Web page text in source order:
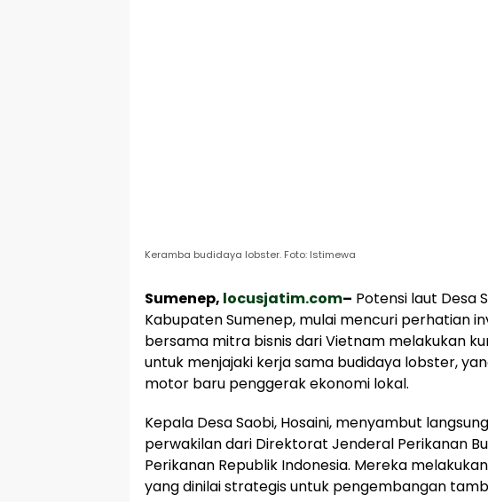
Keramba budidaya lobster. Foto: Istimewa
Sumenep, locusjatim.com– Potensi laut Desa
Kabupaten Sumenep, mulai mencuri perhatian
bersama mitra bisnis dari Vietnam melakukan
untuk menjajaki kerja sama budidaya lobster,
motor baru penggerak ekonomi lokal.
Kepala Desa Saobi, Hosaini, menyambut
perwakilan dari Direktorat Jenderal Perikanan
Perikanan Republik Indonesia. Mereka
yang dinilai strategis untuk pengembangan